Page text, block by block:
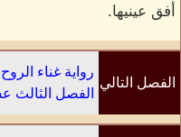
أفق عينيها.
الفصل التالي
رواية غناء
الفصل الثالث